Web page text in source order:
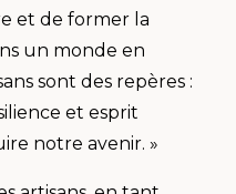
et de former la
un monde en
sont des repères :
et esprit
notre avenir. »